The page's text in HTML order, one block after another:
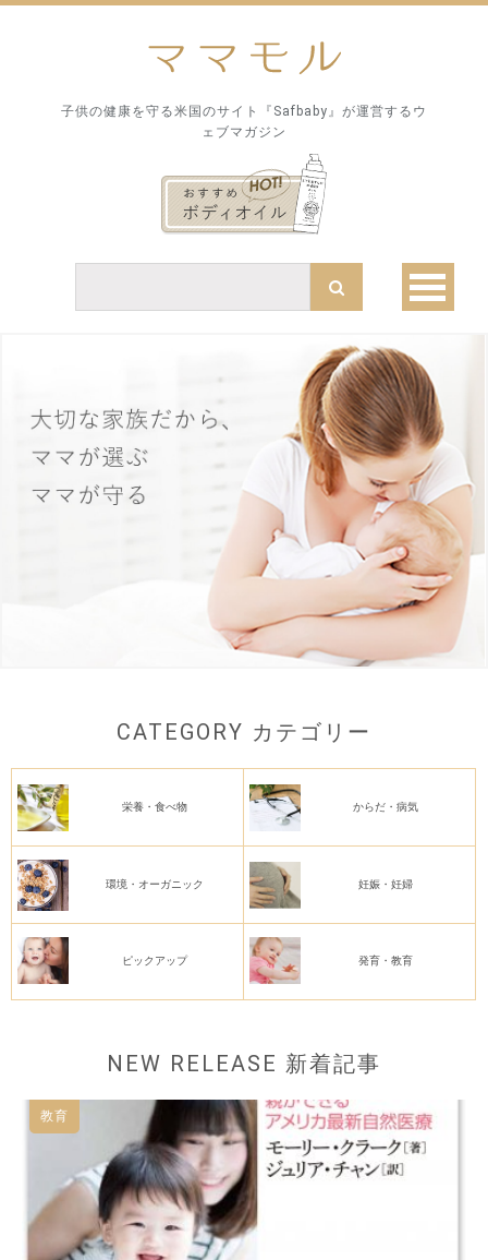
子供の健康を守る米国のサイト『Safbaby』が運営するウ
ェブマガジン
CATEGORY カテゴリー
栄養・食べ物 からだ・病気
環境・オーガニック 妊娠・妊婦
ピックアップ 発育・教育
NEW RELEASE 新着記事
教育